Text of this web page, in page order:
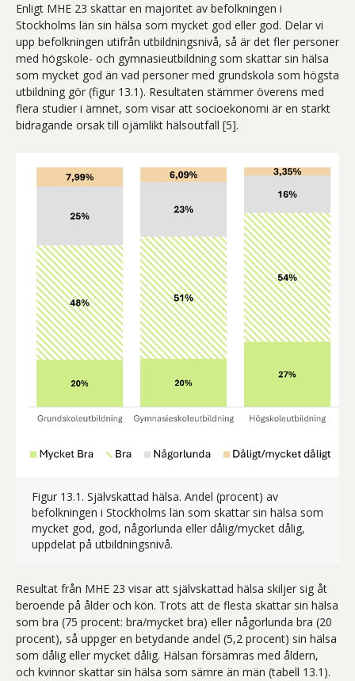
Enligt MHE 23 skattar en majoritet av befolkningen i
Stockholms län sin hälsa som mycket god eller god. Delar vi
upp befolkningen utifrån utbildningsnivå, så är det fler personer
med högskole- och gymnasieutbildning som skattar sin hälsa
som mycket god än vad personer med grundskola som högsta
utbildning gör (figur 13.1). Resultaten stämmer överens med
flera studier i ämnet, som visar att socioekonomi är en starkt
bidragande orsak till ojämlikt hälsoutfall [5].
Figur 13.1. Självskattad hälsa. Andel (procent) av
befolkningen i Stockholms län som skattar sin hälsa som
mycket god, god, någorlunda eller dålig/mycket dålig,
uppdelat på utbildningsnivå.
Resultat från MHE 23 visar att självskattad hälsa skiljer sig åt
beroende på ålder och kön. Trots att de flesta skattar sin hälsa
som bra (75 procent: bra/mycket bra) eller någorlunda bra (20
procent), så uppger en betydande andel (5,2 procent) sin hälsa
som dålig eller mycket dålig. Hälsan försämras med åldern,
och kvinnor skattar sin hälsa som sämre än män (tabell 13.1).